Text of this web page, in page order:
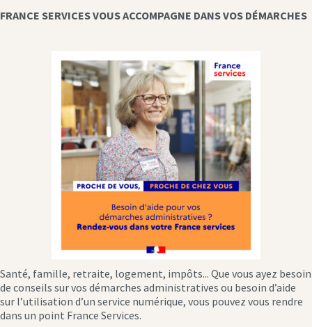
FRANCE SERVICES VOUS ACCOMPAGNE DANS VOS DÉMARCHES
Santé, famille, retraite, logement, impôts... Que vous ayez besoin
de conseils sur vos démarches administratives ou besoin d’aide
sur l’utilisation d’un service numérique, vous pouvez vous rendre
dans un point France Services.